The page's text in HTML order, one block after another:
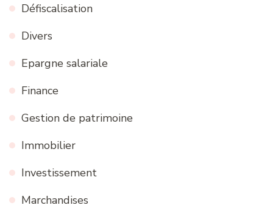
Défiscalisation
Divers
Epargne salariale
Finance
Gestion de patrimoine
Immobilier
Investissement
Marchandises